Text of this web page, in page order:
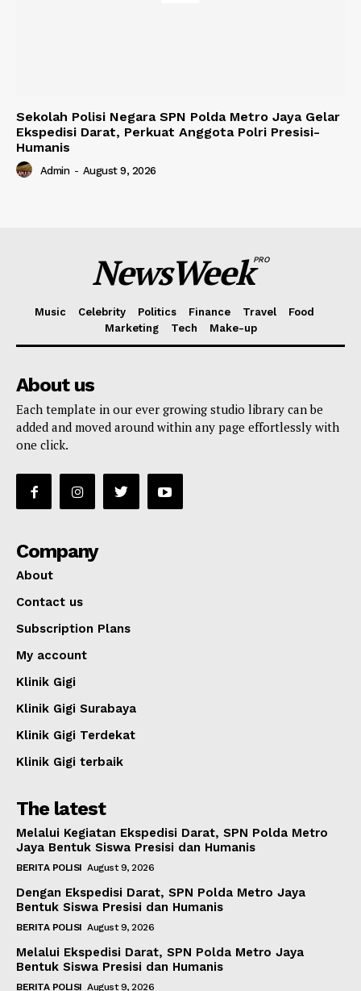
Sekolah Polisi Negara SPN Polda Metro Jaya Gelar
Ekspedisi Darat, Perkuat Anggota Polri Presisi-
Humanis
Admin - August 9, 2026
NewsWeekPRO
Music Celebrity Politics Finance Travel
Food
Marketing
Tech Make-up
About us
Each template in our ever growing studio library can be
added and moved around within any page effortlessly with
one click.
Company
About
Contact us
Subscription Plans
My account
Klinik Gigi
Klinik Gigi Surabaya
Klinik Gigi Terdekat
Klinik Gigi terbaik
The latest
Melalui Kegiatan Ekspedisi Darat, SPN Polda Metro
Jaya Bentuk Siswa Presisi dan Humanis
BERITA POLISI August 9, 2026
Dengan Ekspedisi Darat, SPN Polda Metro Jaya
Bentuk Siswa Presisi dan Humanis
BERITA POLISI August 9, 2026
Melalui Ekspedisi Darat, SPN Polda Metro Jaya
Bentuk Siswa Presisi dan Humanis
BERITA POLISI August 9, 2026